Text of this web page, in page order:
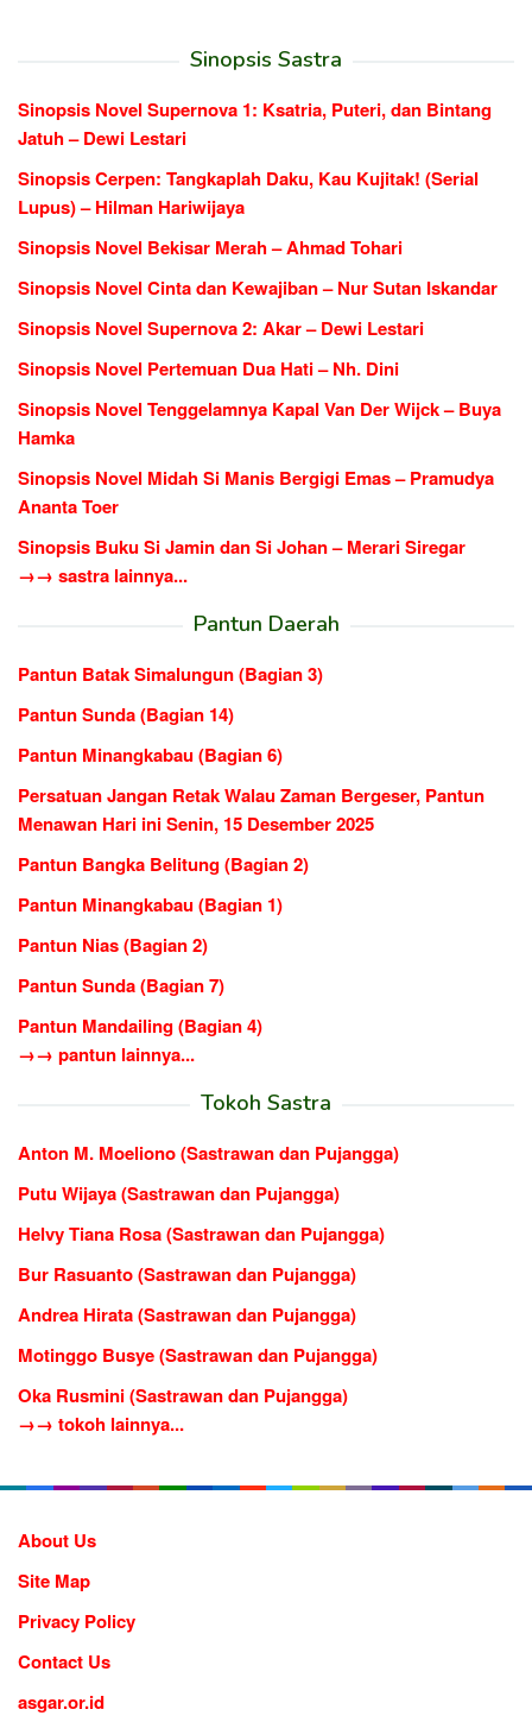
Sinopsis Sastra
Sinopsis Novel Supernova 1: Ksatria, Puteri, dan Bintang
Jatuh – Dewi Lestari
Sinopsis Cerpen: Tangkaplah Daku, Kau Kujitak! (Serial
Lupus) – Hilman Hariwijaya
Sinopsis Novel Bekisar Merah – Ahmad Tohari
Sinopsis Novel Cinta dan Kewajiban – Nur Sutan Iskandar
Sinopsis Novel Supernova 2: Akar – Dewi Lestari
Sinopsis Novel Pertemuan Dua Hati – Nh. Dini
Sinopsis Novel Tenggelamnya Kapal Van Der Wijck – Buya
Hamka
Sinopsis Novel Midah Si Manis Bergigi Emas – Pramudya
Ananta Toer
Sinopsis Buku Si Jamin dan Si Johan – Merari Siregar
→→ sastra lainnya...
Pantun Daerah
Pantun Batak Simalungun (Bagian 3)
Pantun Sunda (Bagian 14)
Pantun Minangkabau (Bagian 6)
Persatuan Jangan Retak Walau Zaman Bergeser, Pantun
Menawan Hari ini Senin, 15 Desember 2025
Pantun Bangka Belitung (Bagian 2)
Pantun Minangkabau (Bagian 1)
Pantun Nias (Bagian 2)
Pantun Sunda (Bagian 7)
Pantun Mandailing (Bagian 4)
→→ pantun lainnya...
Tokoh Sastra
Anton M. Moeliono (Sastrawan dan Pujangga)
Putu Wijaya (Sastrawan dan Pujangga)
Helvy Tiana Rosa (Sastrawan dan Pujangga)
Bur Rasuanto (Sastrawan dan Pujangga)
Andrea Hirata (Sastrawan dan Pujangga)
Motinggo Busye (Sastrawan dan Pujangga)
Oka Rusmini (Sastrawan dan Pujangga)
→→ tokoh lainnya...
About Us
Site Map
Privacy Policy
Contact Us
asgar.or.id